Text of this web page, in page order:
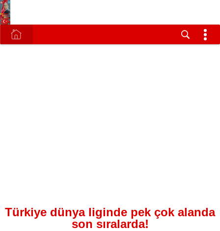
Türkiye dünya liginde pek çok alanda
son sıralarda!